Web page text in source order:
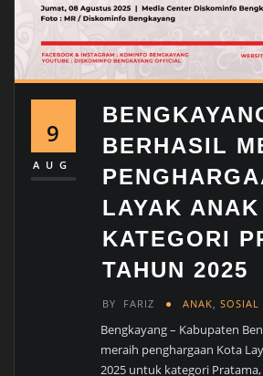
9
AUG
BERHASIL
LAYAK ANAK
KATEGORI
TAHUN 2025
BY FARIZ ANAK, SOSIAL
Bengkayang – Kabupaten
meraih penghargaan Kota
2025 untuk kategori